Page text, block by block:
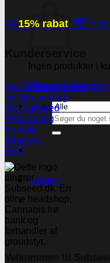
Ingen produkter i
Tilbage til shoppen
Søg
efter:
Kasse +
Få 15% rabat 💸 Klik
Handelsbetingelser
Artikler og blog
Om Subseed
Returnering
Kontakt
Betaling
FAQ